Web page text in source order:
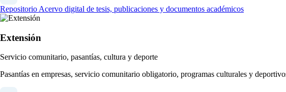
Repositorio Acervo digital de tesis, publicaciones y documentos académicos
Extensión
Servicio comunitario, pasantías, cultura y deporte
Pasantías en empresas, servicio comunitario obligatorio, programas culturales y